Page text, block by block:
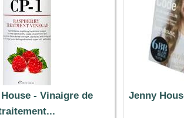
- Vinaigre de
Jenny